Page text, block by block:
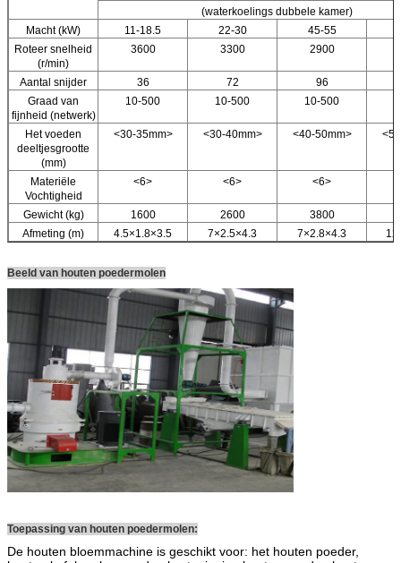
(waterkoelings dubbele kamer)
Macht (kW)
11-18.5 22-30 45-55
Roteer snelheid
(r/min)
3600 3300 2900
Aantal snijder 36 72
96
Graad van
fijnheid (netwerk)
10-500 10-500 10-500
Het voeden
deeltjesgrootte
(mm)
<30-35mm> <30-40mm> <40-50mm>
Materiële
Vochtigheid
<6> <6> <6>
Gewicht (kg) 1600 2600 3800
Afmeting (m)
4.5×1.8×3.5 7×2.5×4.3 7×2.8×4.3
Beeld van houten poedermolen
Toepassing van houten poedermolen:
De houten bloemmachine is geschikt voor: het houten poeder,